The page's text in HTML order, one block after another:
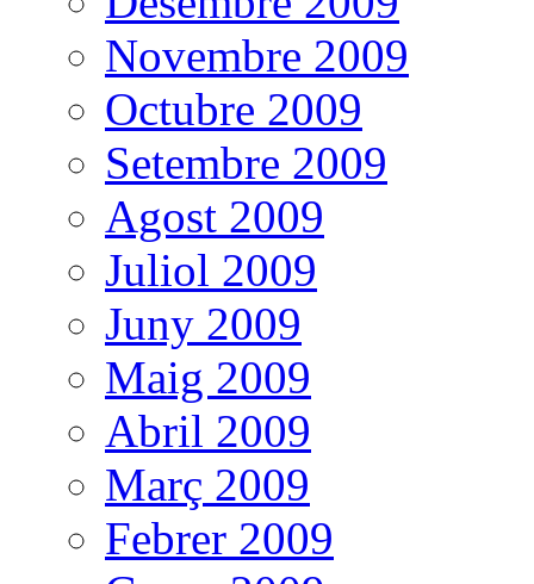
Novembre 2009
Octubre 2009
Setembre 2009
Agost 2009
Juliol 2009
Juny 2009
Maig 2009
Abril 2009
Març 2009
Febrer 2009